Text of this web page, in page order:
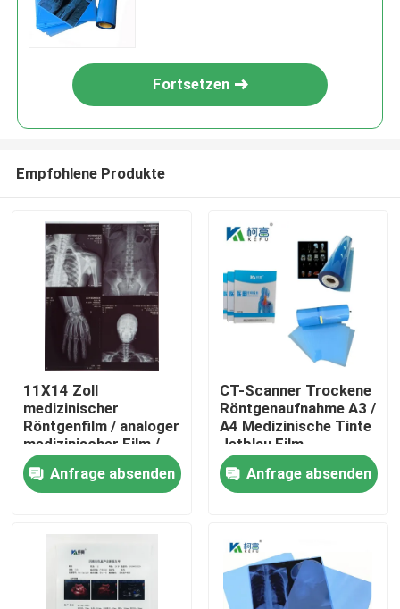
Startseite
Produkte
Über uns
Fortsetzen
Empfohlene Produkte
11X14 Zoll
medizinischer
Röntgenfilm / analoger
medizinischer Film /
Trockenfilm
Anfrage absenden
CT-Scanner Trockene
Röntgenaufnahme A3 /
A4 Medizinische Tinte
Jetblau Film
Röntgenfilm PET
Anfrage absenden